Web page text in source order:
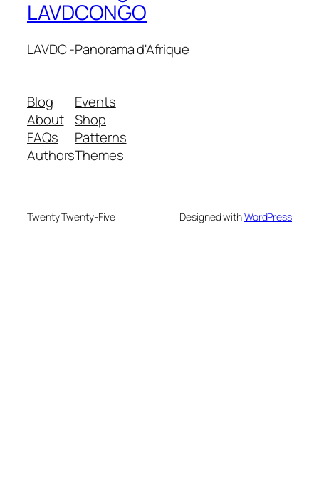
LAVDCONGO
LAVDC -Panorama d'Afrique
Blog
About
FAQs
Authors
Events
Shop
Patterns
Themes
Twenty Twenty-Five Designed withWordPress